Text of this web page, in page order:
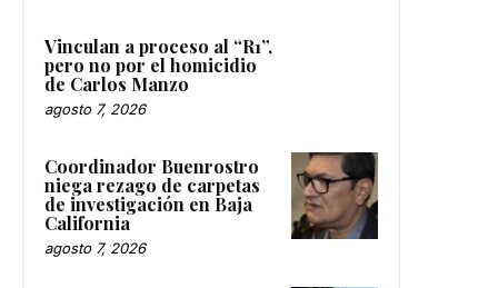
Vinculan a proceso al “R1”,
pero no por el homicidio
de Carlos Manzo
agosto 7, 2026
Coordinador Buenrostro
niega rezago de carpetas
de investigación en Baja
California
agosto 7, 2026